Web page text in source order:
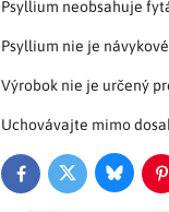
Psyllium neobsahuje
Psyllium nie je
Výrobok nie je určený
Uchovávajte mimo
FacebookTwitterBluesky